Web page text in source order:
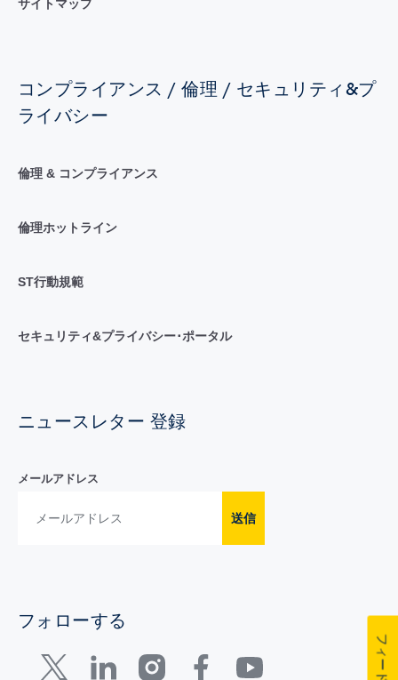
サイトマップ
コンプライアンス / 倫理 / セキュリティ&プ
ライバシー
倫理 & コンプライアンス
倫理ホットライン
ST行動規範
セキュリティ&プライバシー･ポータル
ニュースレター 登録
メールアドレス
送信
フォローする